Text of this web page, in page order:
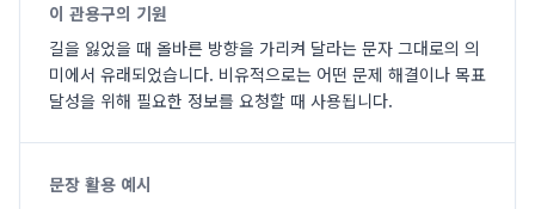
이 관용구의 기원
길을 잃었을 때 올바른 방향을 가리켜 달라는 문자 그대로의 의
미에서 유래되었습니다. 비유적으로는 어떤 문제 해결이나 목표
달성을 위해 필요한 정보를 요청할 때 사용됩니다.
문장 활용 예시